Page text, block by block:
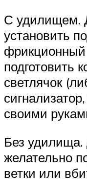
С удилищем.
установить
фрикционный
подготовить
светлячок
своими
Без
желательно
ветки или